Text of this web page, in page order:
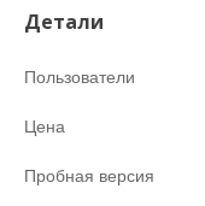
Детали
Пользователи
Цена
Пробная версия